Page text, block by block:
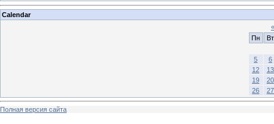
Calendar
«
Пн
Вт
5
6
12
13
19
20
26
27
Полная версия сайта